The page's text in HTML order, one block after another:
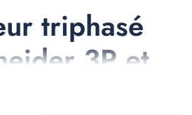
triphasé
3P et